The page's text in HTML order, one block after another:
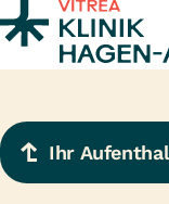
Zum Inhalt springen
Ihr